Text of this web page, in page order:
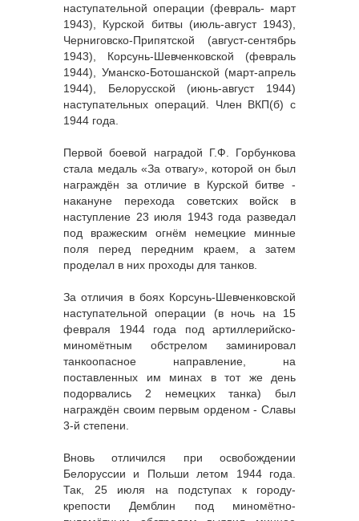
наступательной операции (февраль- март
1943), Курской битвы (июль-август 1943),
Черниговско-Припятской (август-сентябрь
1943), Корсунь-Шевченковской (февраль
1944), Уманско-Ботошанской (март-апрель
1944), Белорусской (июнь-август 1944)
наступательных операций. Член ВКП(б) с
1944 года.
Первой боевой наградой Г.Ф. Горбункова
стала медаль «За отвагу», которой он был
награждён за отличие в Курской битве -
накануне перехода советских войск в
наступление 23 июля 1943 года разведал
под вражеским огнём немецкие минные
поля перед передним краем, а затем
проделал в них проходы для танков.
За отличия в боях Корсунь-Шевченковской
наступательной операции (в ночь на 15
февраля 1944 года под артиллерийско-
миномётным обстрелом заминировал
танкоопасное направление, на
поставленных им минах в тот же день
подорвались 2 немецких танка) был
награждён своим первым орденом - Славы
3-й степени.
Вновь отличился при освобождении
Белоруссии и Польши летом 1944 года.
Так, 25 июля на подступах к городу-
крепости Демблин под миномётно-